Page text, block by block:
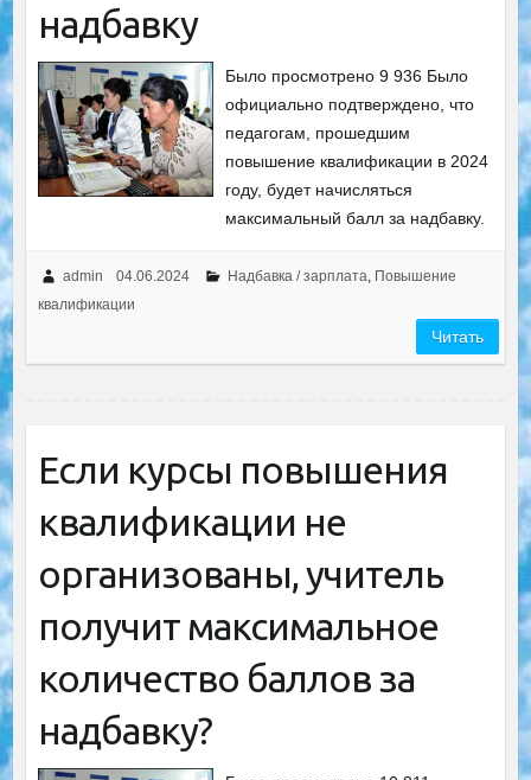
надбавку
Было просмотрено 9 936 Было
официально подтверждено, что
педагогам, прошедшим
повышение квалификации в 2024
году, будет начисляться
максимальный балл за надбавку.
admin 04.06.2024 Надбавка / зарплата Повышение
квалификации
Читать
Если курсы повышения
квалификации не
организованы, учитель
получит максимальное
количество баллов за
надбавку?